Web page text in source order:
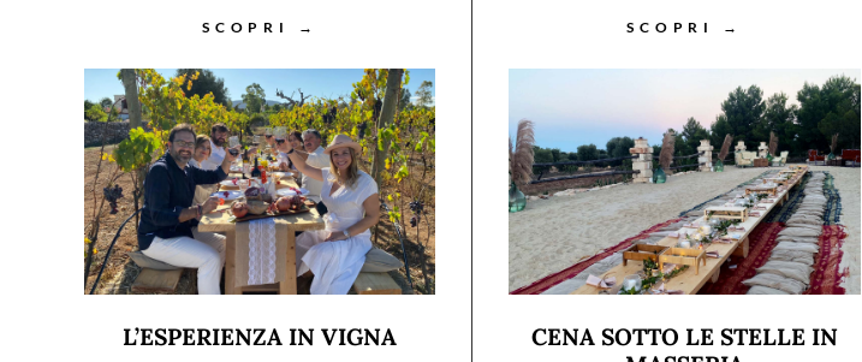
SCOPRI → SCOPRI →
L’ESPERIENZA IN VIGNA
CENA SOTTO LE STELLE IN